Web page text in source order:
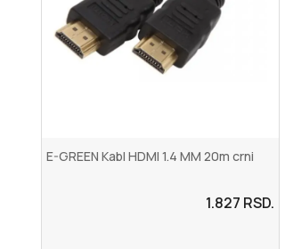
E-GREEN Kabl HDMI 1.4 MM 20m crni
1.827 RSD.